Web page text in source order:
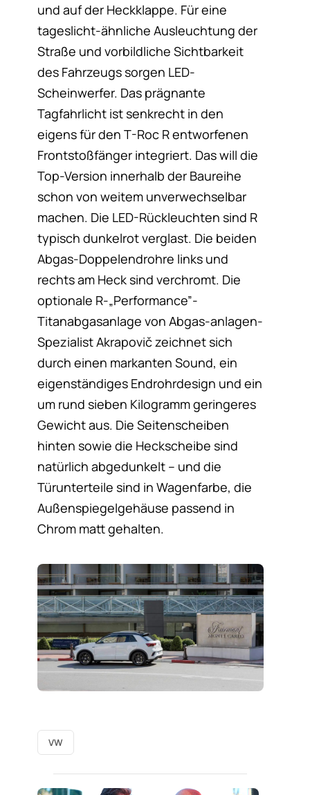
und auf der Heckklappe. Für eine
tageslicht-ähnliche Ausleuchtung der
Straße und vorbildliche Sichtbarkeit
des Fahrzeugs sorgen LED-
Scheinwerfer. Das prägnante
Tagfahrlicht ist senkrecht in den
eigens für den T-Roc R entworfenen
Frontstoßfänger integriert. Das will die
Top-Version innerhalb der Baureihe
schon von weitem unverwechselbar
machen. Die LED-Rückleuchten sind R
typisch dunkelrot verglast. Die beiden
Abgas-Doppelendrohre links und
rechts am Heck sind verchromt. Die
optionale R-„Performance”-
Titanabgasanlage von Abgas-anlagen-
Spezialist Akrapovič zeichnet sich
durch einen markanten Sound, ein
eigenständiges Endrohrdesign und ein
um rund sieben Kilogramm geringeres
Gewicht aus. Die Seitenscheiben
hinten sowie die Heckscheibe sind
natürlich abgedunkelt – und die
Türunterteile sind in Wagenfarbe, die
Außenspiegelgehäuse passend in
Chrom matt gehalten.
VW